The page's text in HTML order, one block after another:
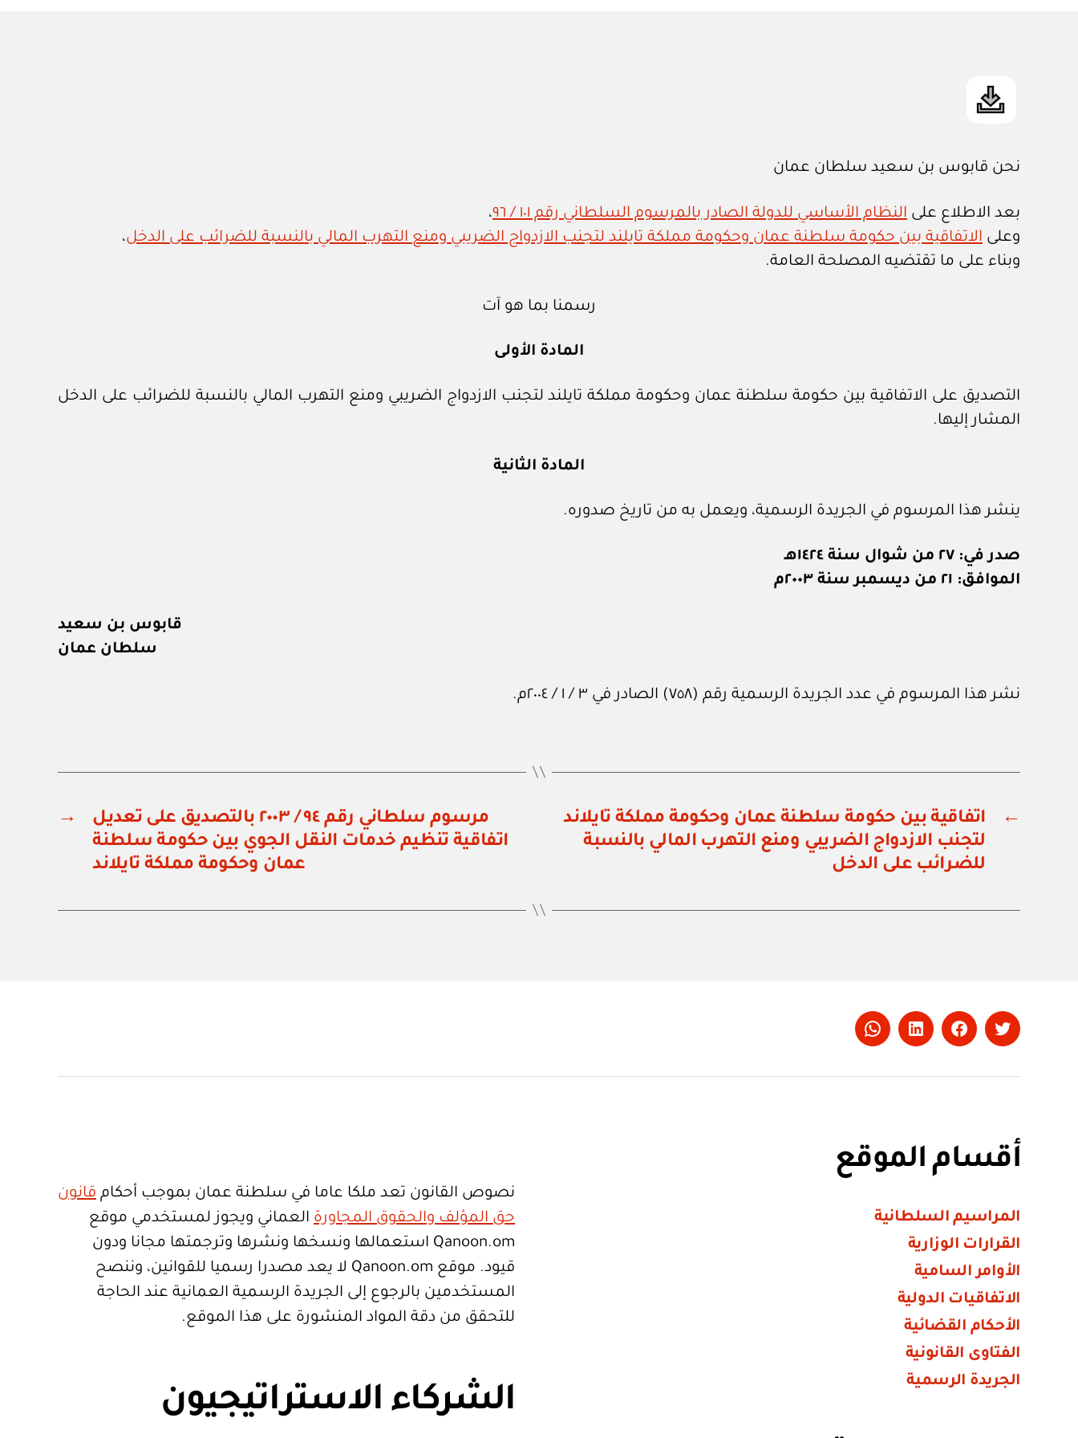
نحن قابوس بن سعيد سلطان عمان
بعد الاطلاع على النظام الأساسي للدولة الصادر بالمرسوم السلطاني رقم ١٠١ / ٩٦
،
وعلى الاتفاقية بين حكومة سلطنة عمان وحكومة مملكة تايلند لتجنب الازدواج الضريبي ومنع التهرب المالي بالنسبة للضرائب على الدخل،
وبناء على ما تقتضيه المصلحة العامة.
رسمنا بما هو آت
المادة الأولى
التصديق على الاتفاقية بين حكومة سلطنة عمان وحكومة مملكة تايلند لتجنب الازدواج الضريبي ومنع التهرب المالي بالنسبة للضرائب على الدخل
المشار إليها.
المادة الثانية
ينشر هذا المرسوم في الجريدة الرسمية، ويعمل به من تاريخ صدوره.
صدر في: ٢٧ من شوال سنة ١٤٢٤هـ
الموافق: ٢١ من ديسمبر سنة ٢٠٠٣م
قابوس بن سعيد
سلطان عمان
نشر هذا المرسوم في عدد الجريدة الرسمية رقم (٧٥٨) الصادر في ٣ / ١ / ٢٠٠٤م.
←
اتفاقية بين حكومة سلطنة عمان وحكومة مملكة تايلاند
لتجنب الازدواج الضريبي ومنع التهرب المالي بالنسبة
للضرائب على الدخل
→
مرسوم سلطاني رقم ٩٤ / ٢٠٠٣ بالتصديق على تعديل
اتفاقية تنظيم خدمات النقل الجوي بين حكومة سلطنة
عمان وحكومة مملكة تايلاند
Twitter
Facebook
LinkedIn
Whatsapp
أقسام الموقع
المراسيم السلطانية
القرارات الوزارية
الأوامر السامية
الاتفاقيات الدولية
الأحكام القضائية
الفتاوى القانونية
الجريدة الرسمية
نصوص القانون تعد ملكا عاما في سلطنة عمان بموجب أحكام قانون
حق المؤلف والحقوق المجاورة العماني ويجوز لمستخدمي موقع
Qanoon.om استعمالها ونسخها ونشرها وترجمتها مجانا ودون
قيود. موقع Qanoon.om لا يعد مصدرا رسميا للقوانين، وننصح
المستخدمين بالرجوع إلى الجريدة الرسمية العمانية عند الحاجة
للتحقق من دقة المواد المنشورة على هذا الموقع.
الشركاء الاستراتيجيون